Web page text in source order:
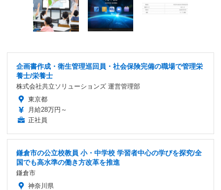
企画書作成・衛生管理巡回員・社会保険完備の職場で管理栄
養士/栄養士
株式会社共立ソリューションズ 運営管理部
東京都
月給28万円～
正社員
鎌倉市の公立校教員 小・中学校 学習者中心の学びを探究/全
国でも高水準の働き方改革を推進
鎌倉市
神奈川県